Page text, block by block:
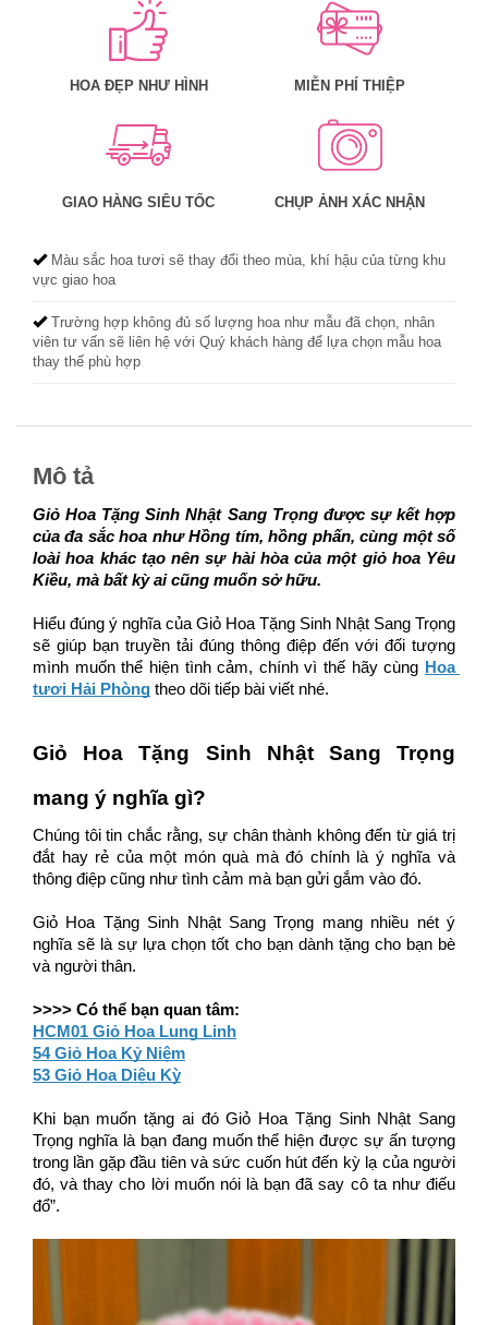
HOA ĐẸP NHƯ HÌNH MIỄN PHÍ THIỆP
GIAO HÀNG SIÊU TỐC CHỤP ẢNH XÁC NHẬN
Màu sắc hoa tươi sẽ thay đổi theo mùa, khí hậu của từng khu
vực giao hoa
Trường hợp không đủ số lượng hoa như mẫu đã chọn, nhân
viên tư vấn sẽ liên hệ với Quý khách hàng để lựa chọn mẫu hoa
thay thế phù hợp
Mô tả
Giỏ Hoa Tặng Sinh Nhật Sang Trọng được sự kết hợp
của đa sắc hoa như Hồng tím, hồng phấn, cùng một số
loài hoa khác tạo nên sự hài hòa của một giỏ hoa Yêu
Kiều, mà bất kỳ ai cũng muốn sở hữu.
Hiểu đúng ý nghĩa của Giỏ Hoa Tặng Sinh Nhật Sang Trọng
sẽ giúp bạn truyền tải đúng thông điệp đến với đối tượng
mình muốn thể hiện tình cảm, chính vì thế hãy cùng Hoa
tươi Hải Phòng theo dõi tiếp bài viết nhé.
Giỏ Hoa Tặng Sinh Nhật Sang Trọng
mang ý nghĩa gì?
Chúng tôi tin chắc rằng, sự chân thành không đến từ giá trị
đắt hay rẻ của một món quà mà đó chính là ý nghĩa và
thông điệp cũng như tình cảm mà bạn gửi gắm vào đó.
Giỏ Hoa Tặng Sinh Nhật Sang Trọng mang nhiều nét ý
nghĩa sẽ là sự lựa chọn tốt cho bạn dành tặng cho bạn bè
và người thân.
>>>> Có thể bạn quan tâm:
HCM01 Giỏ Hoa Lung Linh
54 Giỏ Hoa Kỷ Niệm
53 Giỏ Hoa Diệu Kỳ
Khi bạn muốn tặng ai đó Giỏ Hoa Tặng Sinh Nhật Sang
Trọng nghĩa là bạn đang muốn thể hiện được sự ấn tượng
trong lần gặp đầu tiên và sức cuốn hút đến kỳ lạ của người
đó, và thay cho lời muốn nói là bạn đã say cô ta như điếu
đổ”.